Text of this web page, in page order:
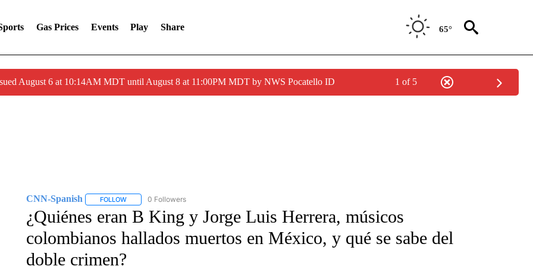
Gas Prices Events Play Share 65°
August 6 at 10:14AM MDT until August 8 at 11:00PM MDT by NWS Pocatello ID 1 of 5
CNN-Spanish FOLLOWFOLLOW "CNN-SPANISH" TO RECEIVE NOTIFICATIONS ABOUT NEW PAGES ON "CNN-SPANISH".
0 Followers
¿Quiénes eran B King y Jorge Luis Herrera, músicos
colombianos hallados muertos en México, y qué se sabe del
doble crimen?